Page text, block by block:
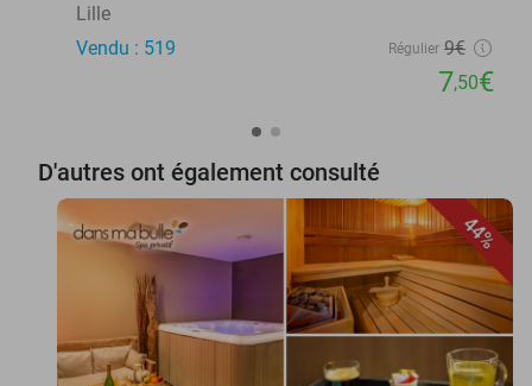
Lille
Vendu : 519
Régulier 9€
7,50€
D'autres ont également consulté
44%